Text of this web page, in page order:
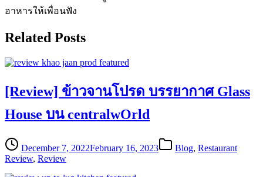
อาหารให้เพื่อนฟัง
Related Posts
[Review] ข้าวจานโปรด บรรยากาศ Glass
House บน centralwOrld
December 7, 2022February 16, 2023 Blog, Restaurant
Review, Review